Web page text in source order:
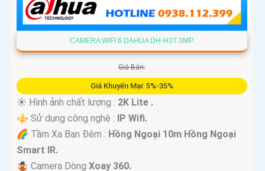
CAMERA WIFI 6 DAHUA DH-H3T 3MP
Giá Bán:
Giá Khuyến Mại: 5%-35%
☀️ Hình ảnh chất lượng : 2K Lite .
⚜️ Sử dụng công nghệ : IP Wifi.
🌈 Tầm Xa Ban Đêm : Hồng Ngoại 10m Hồng Ngoại
Smart IR.
🤹 Camera Dòng Xoay 360.